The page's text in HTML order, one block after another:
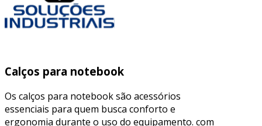
Calços para notebook
Os calços para notebook são acessórios
essenciais para quem busca conforto e
ergonomia durante o uso do equipamento. com